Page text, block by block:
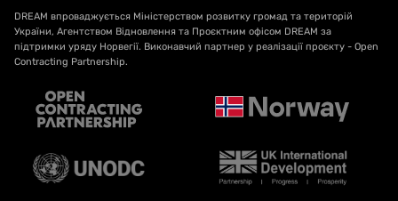
DREAM впроваджується Міністерством розвитку громад та територій
України, Агентством Відновлення та Проєктним офісом DREAM за
підтримки уряду Норвегії. Виконавчий партнер у реалізації проєкту - Open
Contracting Partnership.